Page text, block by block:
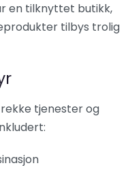
en tilknyttet butikk,
tilbys trolig
tjenester og